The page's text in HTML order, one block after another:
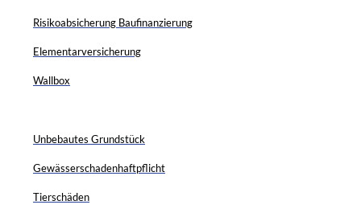
Risikoabsicherung Baufinanzierung
Elementarversicherung
Wallbox
Unbebautes Grundstück
Gewässerschadenhaftpflicht
Tierschäden